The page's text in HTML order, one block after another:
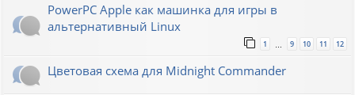
PowerPC Apple как машинка для игры в
альтернативный Linux
1 9 10 11 12
Цветовая схема для Midnight Commander